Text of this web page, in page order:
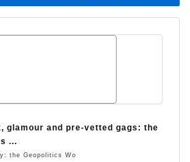
glamour and pre-vetted gags: the
...
the Geopolitics Wo